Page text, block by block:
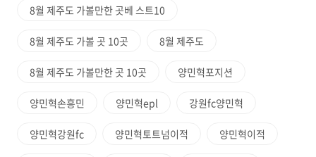
8월 제주도 가볼만한 곳베 스트10
8월 제주도 가볼 곳 10곳 8월 제주도
8월 제주도 가볼만한 곳 10곳 양민혁포지션
양민혁손흥민 양민혁epl 강원fc양민혁
양민혁강원fc 양민혁토트넘이적 양민혁이적